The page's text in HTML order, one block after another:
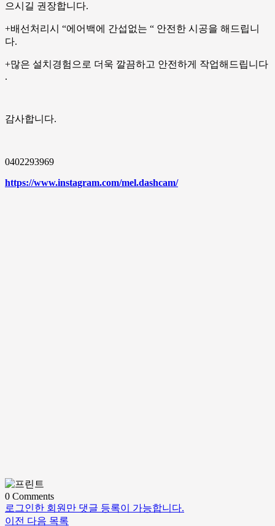
으시길 권장합니다.
+배선처리시 “에어백에 간섭없는 “ 안전한 시공을 해드립니
다.
+많은 설치경험으로 더욱 깔끔하고 안전하게 작업해드립니다
.
감사합니다.
0402293969
https://www.instagram.com/mel.dashcam/
0 Comments
로그인한 회원만 댓글 등록이 가능합니다.
이전 다음 목록